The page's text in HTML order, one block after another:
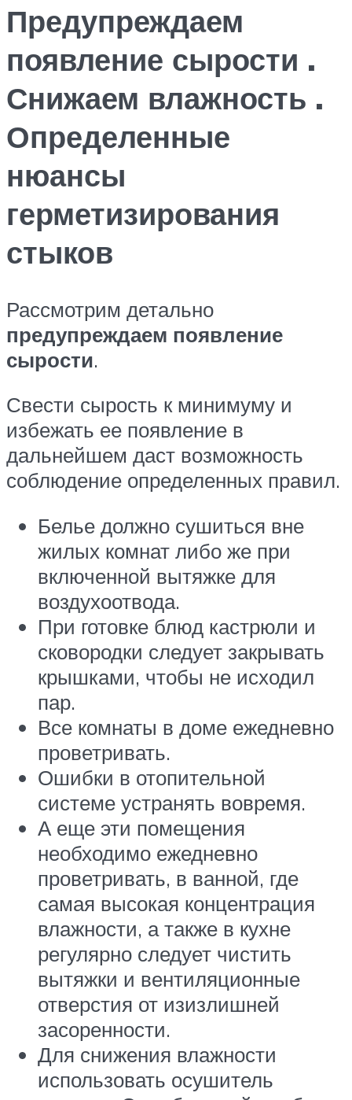
Предупреждаем
появление сырости .
Снижаем влажность .
Определенные
нюансы
герметизирования
стыков
Рассмотрим детально
предупреждаем появление
сырости.
Свести сырость к минимуму и
избежать ее появление в
дальнейшем даст возможность
соблюдение определенных правил.
Белье должно сушиться вне
жилых комнат либо же при
включенной вытяжке для
воздухоотвода.
При готовке блюд кастрюли и
сковородки следует закрывать
крышками, чтобы не исходил
пар.
Все комнаты в доме ежедневно
проветривать.
Ошибки в отопительной
системе устранять вовремя.
А еще эти помещения
необходимо ежедневно
проветривать, в ванной, где
самая высокая концентрация
влажности, а также в кухне
регулярно следует чистить
вытяжки и вентиляционные
отверстия от изизлишней
засоренности.
Для снижения влажности
использовать осушитель